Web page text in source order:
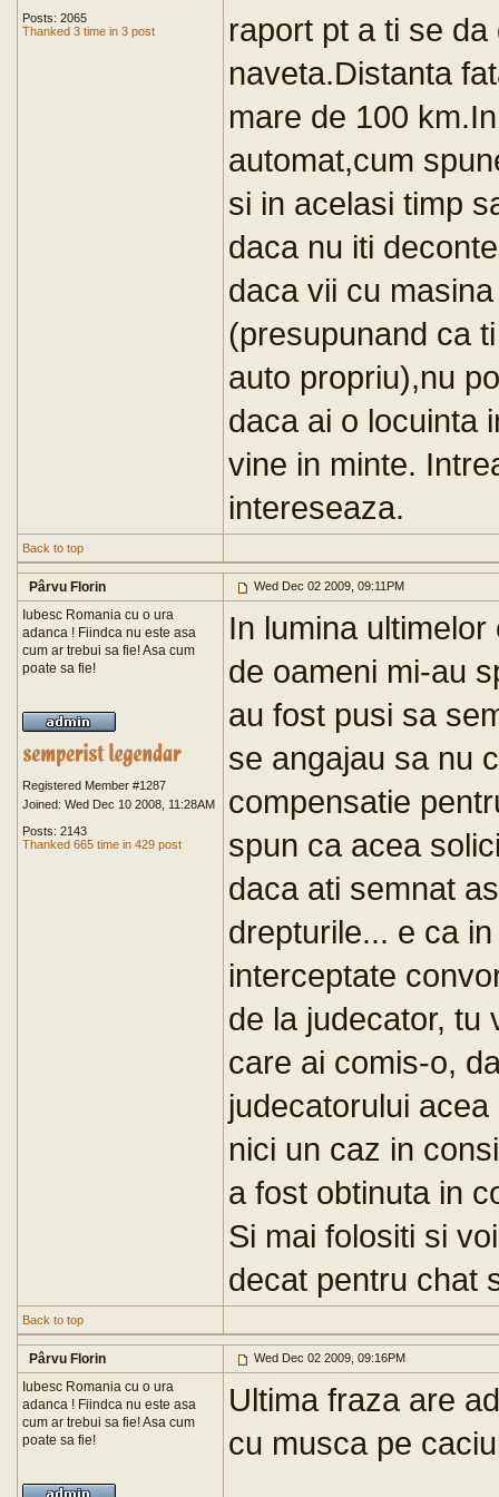
Posts: 2065
Thanked 3 time in 3 post
raport pt a ti se
naveta.Distanta
mare de 100
automat,cum
si in acelasi timp
daca nu iti
daca vii cu
(presupunand ca
auto propriu),nu
daca ai o locuinta
vine in minte.
intereseaza.
Back to top
Pârvu Florin Wed Dec 02 2009, 09:11PM
Iubesc Romania cu o ura
adanca ! Fiindca nu este asa
cum ar trebui sa fie! Asa cum
poate sa fie!
Registered Member #1287
Joined: Wed Dec 10 2008, 11:28AM
Posts: 2143
Thanked 665 time in 429 post
In lumina
de oameni mi-au
au fost pusi sa
se angajau sa nu
compensatie
spun ca acea
daca ati semnat
drepturile... e ca
interceptate
de la judecator, tu
care ai comis-o,
judecatorului
nici un caz in
a fost obtinuta in
Si mai folositi si
decat pentru chat
Back to top
Pârvu Florin Wed Dec 02 2009, 09:16PM
Iubesc Romania cu o ura
adanca ! Fiindca nu este asa
cum ar trebui sa fie! Asa cum
poate sa fie!
Ultima fraza are
cu musca pe